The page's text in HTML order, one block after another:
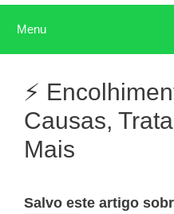
Menu
⚡
Causas,
Mais
Salvo este artigo